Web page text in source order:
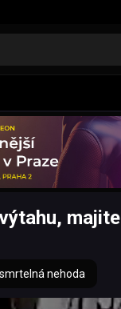
majitel
smrtelná nehoda